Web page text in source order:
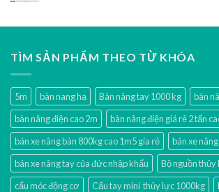
TÌM SẢN PHẨM THEO TỪ KHÓA
5m bàn nang hạ Bàn nâng tay 1000 kg
bàn
bàn nâng điện cao 2m
bàn nâng điện giá rẻ 2 tấn
bán xe nâng bàn 800kg cao 1m5 gía rẻ
bán xe
bán xe nâng tay của đức nhập khẩu
Bộ nguồn thủy
cẩu móc động cơ
Cẩu tay mini thủy lực 1000kg